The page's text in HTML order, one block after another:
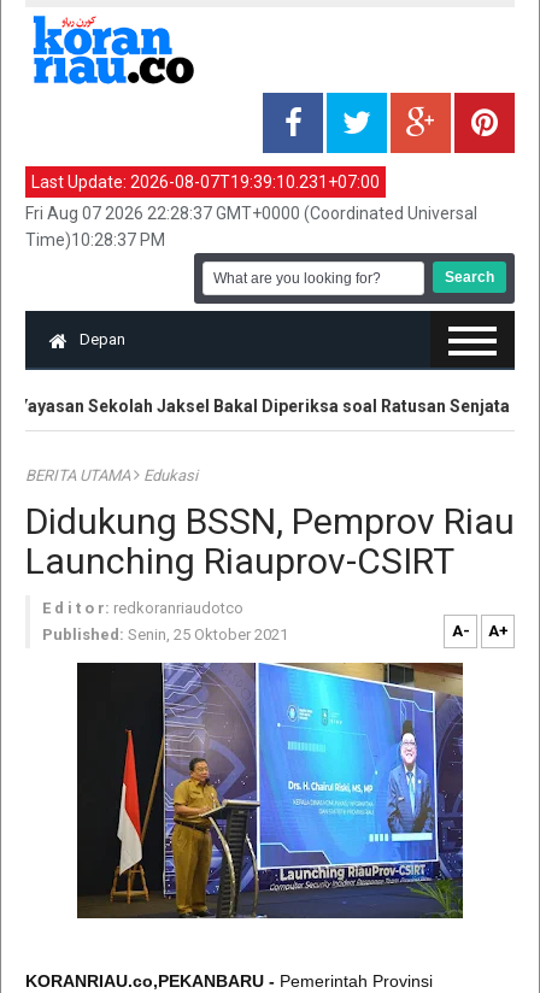
Last Update: 2026-08-07T19:39:10.231+07:00
Fri Aug 07 2026 22:28:37 GMT+0000 (Coordinated Universal
Time)10:28:37 PM
Depan
Sekolah Jaksel Bakal Diperiksa soal Ratusan Senjata
BERITA UTAMA Edukasi
Didukung BSSN, Pemprov Riau
Launching Riauprov-CSIRT
E d i t o r: redkoranriaudotco
Published: Senin, 25 Oktober 2021 A- A+
KORANRIAU.co,PEKANBARU - Pemerintah Provinsi